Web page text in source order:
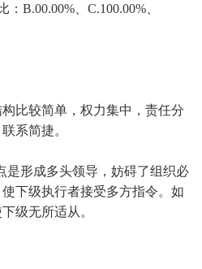
B.00.00%、C.100.00%、
比较简单，权力集中，责任分
系简捷。
是形成多头领导，妨碍了组织必
下级执行者接受多方指令。如
级无所适从。